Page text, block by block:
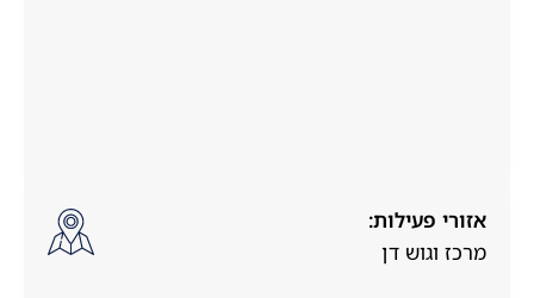
אזורי פעילות:
מרכז וגוש דן